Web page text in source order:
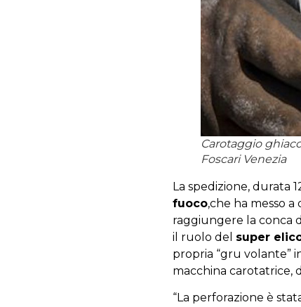
Carotaggio
Foscari Venezia
La spedizione, durata
fuoco,che ha messo
raggiungere la conca
il ruolo del super
propria “gru volante”
macchina carotatrice,
“La perforazione è